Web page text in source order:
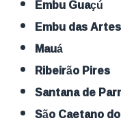
Embu Guaçú
Embu das Artes
Mauá
Ribeirão Pires
Santana de
São Caetano